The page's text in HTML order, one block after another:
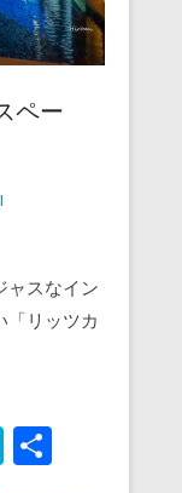
ペー
ャスなイン
「リッツカ
H